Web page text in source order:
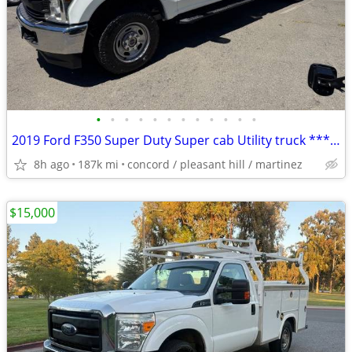
• • • • • • • • • • • •
2019 Ford F350 Super Duty Super cab Utility truck ***4x4 Diesel***
8h ago 187k mi concord / pleasant hill / martinez
$15,000